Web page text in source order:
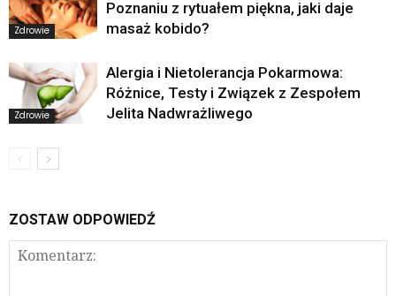
Zdrowie
Poznaniu z rytuałem piękna, jaki daje
masaż kobido?
Zdrowie
Alergia i Nietolerancja Pokarmowa:
Różnice, Testy i Związek z Zespołem
Jelita Nadwrażliwego
ZOSTAW ODPOWIEDŹ